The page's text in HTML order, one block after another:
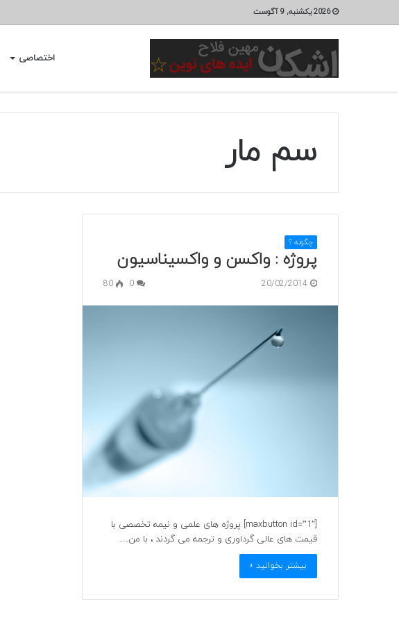
2026 یکشنبه, 9 آگوست
اختصاصی
سم مار
چگونه ؟
پروژه : واکسن و واکسیناسیون
20/02/2014
0
80
[maxbutton id=”1″] پروژه های علمی و نیمه تخصصی با
قیمت های عالی گرداوری و ترجمه می گردند ، با من…
بیشتر بخوانید »